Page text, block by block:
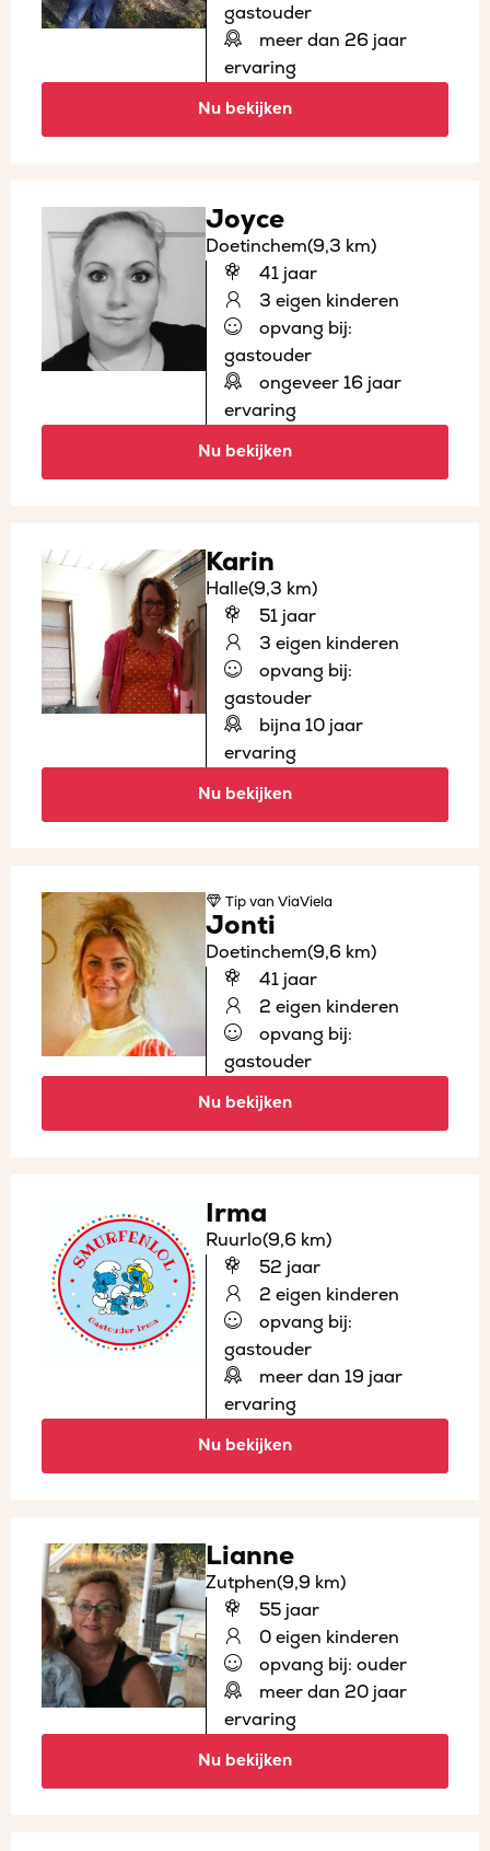
gastouder
meer dan 26 jaar
ervaring
Nu bekijken
Joyce
Doetinchem(9,3 km)
41 jaar
3 eigen kinderen
opvang bij:
gastouder
ongeveer 16 jaar
ervaring
Nu bekijken
Karin
Halle(9,3 km)
51 jaar
3 eigen kinderen
opvang bij:
gastouder
bijna 10 jaar
ervaring
Nu bekijken
Tipvan ViaViela
Jonti
Doetinchem(9,6 km)
41 jaar
2 eigen kinderen
opvang bij:
gastouder
Nu bekijken
Irma
Ruurlo(9,6 km)
52 jaar
2 eigen kinderen
opvang bij:
gastouder
meer dan 19 jaar
ervaring
Nu bekijken
Lianne
Zutphen(9,9 km)
55 jaar
0 eigen kinderen
opvang bij: ouder
meer dan 20 jaar
ervaring
Nu bekijken